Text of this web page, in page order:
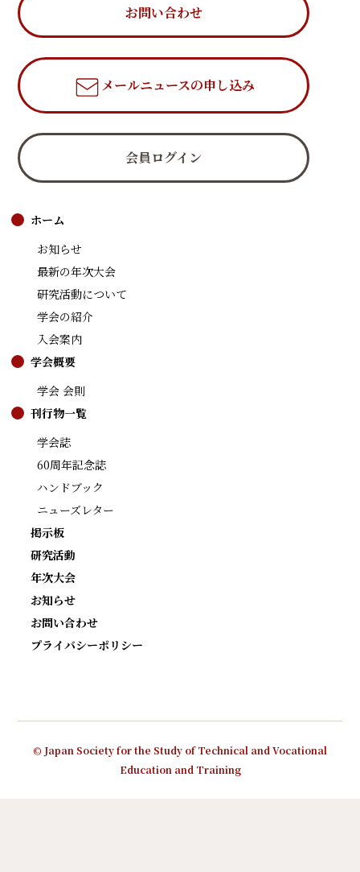
お問い合わせ
メールニュースの申し込み
会員ログイン
ホーム
お知らせ
最新の年次大会
研究活動について
学会の紹介
入会案内
学会概要
学会 会則
刊行物一覧
学会誌
60周年記念誌
ハンドブック
ニューズレター
掲示板
研究活動
年次大会
お知らせ
お問い合わせ
プライバシーポリシー
© Japan Society for the Study of Technical and Vocational
Education and Training